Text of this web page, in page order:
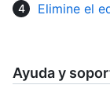
Elimine el
Ayuda y